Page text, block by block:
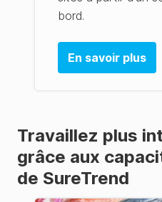
bord.
En savoir plus
Travaillez plus
grâce aux
de SureTrend